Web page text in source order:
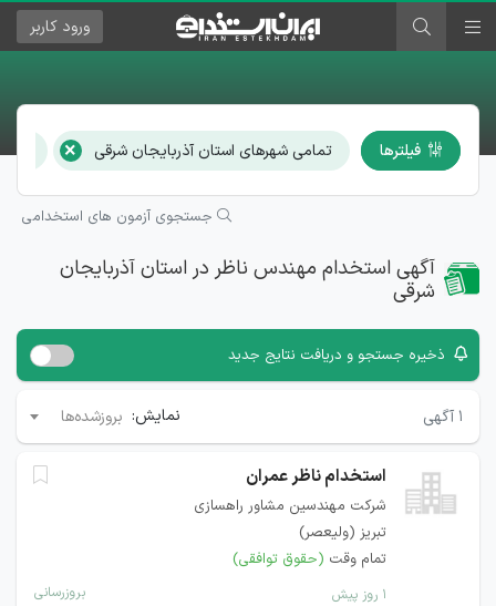
ورود کاربر
فیلترها تمامی شهرهای استان آذربایجان شرقی ×
جستجوی آزمون های استخدامی
آگهی استخدام مهندس ناظر در استان آذربایجان
شرقی
ذخیره جستجو و دریافت نتایج جدید
۱ آگهی نمایش: بروزشده‌ها
استخدام ناظر عمران
شرکت مهندسین مشاور راهسازی
تبریز (ولیعصر)
تمام وقت (حقوق توافقی)
۱ روز پیش بروزرسانی